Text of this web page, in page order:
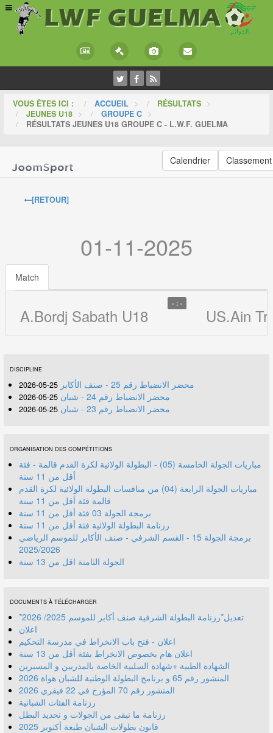
VOUS ÊTES ICI : ACCUEIL > RÉSULTATS >
JEUNES U18 > GROUPE C >
RÉSULTATS JEUNES U18 GROUPE C - L.W.F. GUELMA
Calendrier Classement
[RETOUR]
01-11-2025
Match
A.Bordj Sabath U18
- : -
US.Ain
DISCIPLINE
محضر الانضباط رقم 25 - صنف الأكابر 25-05-2026
محضر الانضباط رقم 24 - شبان 25-05-2026
محضر الانضباط رقم 23 - شبان 25-05-2026
ORGANISATION DES COMPÉTITIONS
مباريات الجولة الخامسة (05) - البطولة الولائية لكرة القدم قالمة - فئة
أقل من 11 سنة
مباريات الجولة الرابعة (04) من منافسات البطولة الولائية لكرة القدم
قالمة فئة أقل من 11 سنة
برمجة الجولة 03 فئة أقل من 11 سنة
رزنامة البطولة الولائية فئة أقل من 11 سنة
برمجة الجولة 15 - القسم الشرفي - صنف الأكابر للموسم الرياضي
2025/2026
الجولة الثامنة اقل من 13 سنة
DOCUMENTS À TÉLÉCHARGER
*تعديل*رزنامة البطولة الشرفية صنف أكابر للموسم 2025/ 2026
اعلان
اعلان - فتح باب الانخراط في مدرسة التحكيم
اعلان هام بخصوص الانخراط بفئة أقل من 13 سنة
الشهادة الطبية +شهادة السلبية الخاصة بالمدربين و المسيرين
المنشور رقم 70 المؤرخ في 22 فيفري 2026
رزنامة الفئات الشبانية
رزنامة ما تبقى من الجولات و تحديد البطل
قانون بطولات الشبان طبعة أكتوبر 2025